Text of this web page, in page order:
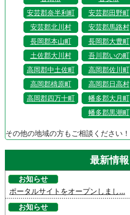
安芸郡奈半利町
安芸郡田野町
安芸郡北川村
安芸郡馬路村
長岡郡本山町
長岡郡大豊町
土佐郡大川村
吾川郡いの町
高岡郡中土佐町
高岡郡佐川町
高岡郡檮原町
高岡郡日高村
高岡郡四万十町
幡多郡大月町
幡多郡黒潮町
その他の地域の方もご相談ください！
最新情報
お知らせ
ポータルサイトをオープンしまし...
お知らせ